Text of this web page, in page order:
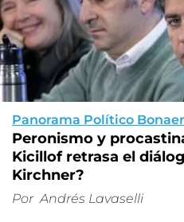
Panorama Político
Peronismo y
Kicillof retrasa el
Kirchner?
Por Andrés Lavaselli